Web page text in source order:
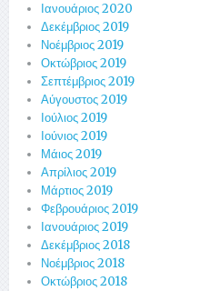
Ιανουάριος 2020
Δεκέμβριος 2019
Νοέμβριος 2019
Οκτώβριος 2019
Σεπτέμβριος 2019
Αύγουστος 2019
Ιούλιος 2019
Ιούνιος 2019
Μάιος 2019
Απρίλιος 2019
Μάρτιος 2019
Φεβρουάριος 2019
Ιανουάριος 2019
Δεκέμβριος 2018
Νοέμβριος 2018
Οκτώβριος 2018